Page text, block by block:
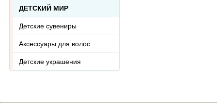
ДЕТСКИЙ МИР
Детские сувениры
Аксессуары для волос
Детские украшения